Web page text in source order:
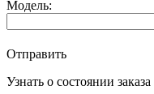
Модель:
Отправить
Узнать о состоянии заказа